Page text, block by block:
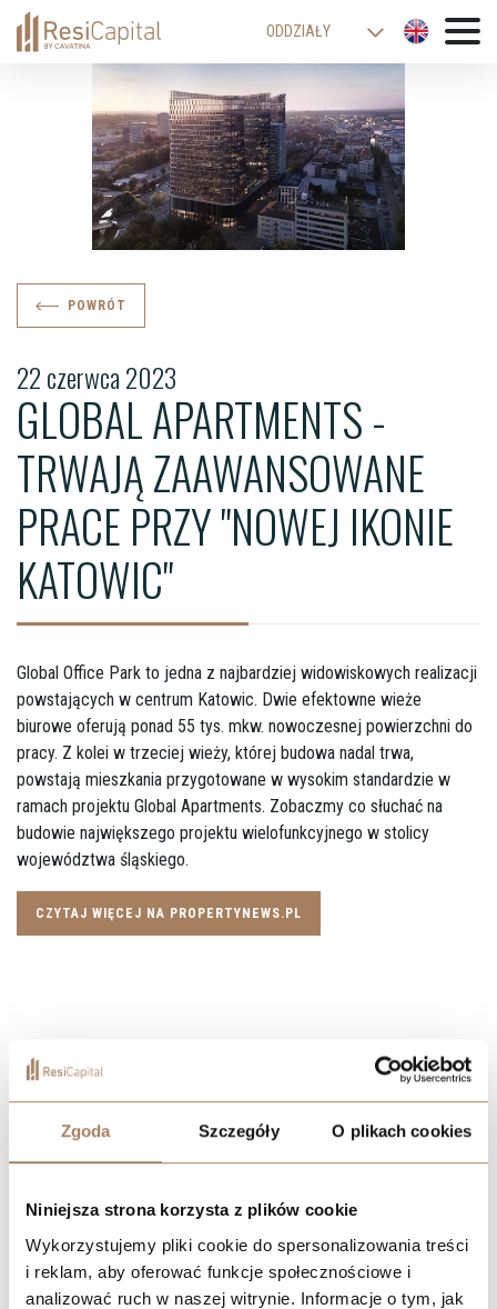
Zgoda Szczegóły O plikach cookies
Niniejsza strona korzysta z plików cookie
Wykorzystujemy pliki cookie do spersonalizowania treści
i reklam, aby oferować funkcje społecznościowe i
analizować ruch w naszej witrynie. Informacje o tym, jak
ODDZIAŁY
WARSZAWA
KATOWICE
KRAKÓW
ŁÓDŹ
WROCŁAW
GLOBAL APARTMENTS -
TRWAJĄ ZAAWANSOWANE
PRACE PRZY "NOWEJ IKONIE
KATOWIC"
22 czerwca 2023
POWRÓT
Global Office Park to jedna z najbardziej widowiskowych realizacji
powstających w centrum Katowic. Dwie efektowne wieże
biurowe oferują ponad 55 tys. mkw. nowoczesnej powierzchni do
pracy. Z kolei w trzeciej wieży, której budowa nadal trwa,
powstają mieszkania przygotowane w wysokim standardzie w
ramach projektu Global Apartments. Zobaczmy co słuchać na
budowie największego projektu wielofunkcyjnego w stolicy
województwa śląskiego.
CZYTAJ WIĘCEJ NA PROPERTYNEWS.PL